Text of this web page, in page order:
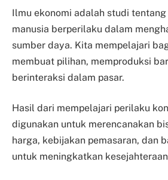
Ilmu ekonomi adalah studi
manusia berperilaku dalam
sumber daya. Kita mempelajari
membuat pilihan, memproduksi
berinteraksi dalam pasar.
Hasil dari mempelajari perilaku
digunakan untuk merencanakan
harga, kebijakan pemasaran, dan
untuk meningkatkan